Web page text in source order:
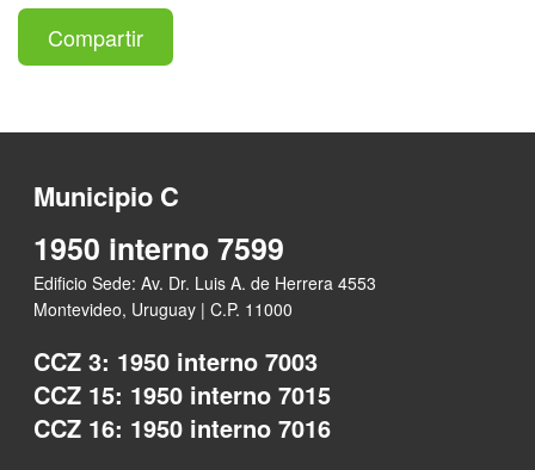
Compartir
Municipio C
1950 interno 7599
Edificio Sede: Av. Dr. Luis A. de Herrera 4553
Montevideo, Uruguay | C.P. 11000
CCZ 3: 1950 interno 7003
CCZ 15: 1950 interno 7015
CCZ 16: 1950 interno 7016